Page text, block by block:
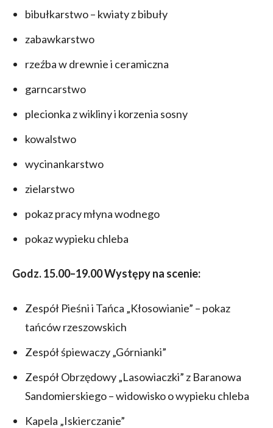
bibułkarstwo – kwiaty z bibuły
zabawkarstwo
rzeźba w drewnie i ceramiczna
garncarstwo
plecionka z wikliny i korzenia sosny
kowalstwo
wycinankarstwo
zielarstwo
pokaz pracy młyna wodnego
pokaz wypieku chleba
Godz. 15.00–19.00 Występy na scenie:
Zespół Pieśni i Tańca „Kłosowianie” – pokaz
tańców rzeszowskich
Zespół śpiewaczy „Górnianki”
Zespół Obrzędowy „Lasowiaczki” z Baranowa
Sandomierskiego – widowisko o wypieku chleba
Kapela „Iskierczanie”